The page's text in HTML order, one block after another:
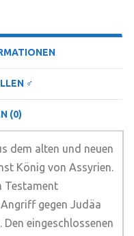
♂
(0)
dem alten und neuen
König von Assyrien.
Testament
gegen Judäa
eingeschlossenen